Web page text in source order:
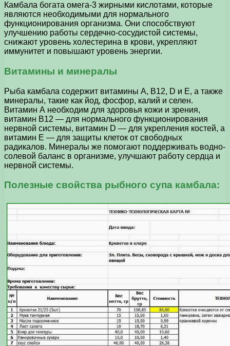
Камбала богата омега-3 жирными кислотами, которые
являются необходимыми для нормального
функционирования организма. Они способствуют
улучшению работы сердечно-сосудистой системы,
снижают уровень холестерина в крови, укрепляют
иммунитет и повышают уровень энергии.
Витамины и минералы
Рыба камбала содержит витамины А, В12, D и Е, а также
минералы, такие как йод, фосфор, калий и селен.
Витамин А необходим для здоровья кожи и зрения,
витамин В12 — для нормального функционирования
нервной системы, витамин D — для укрепления костей, а
витамин Е — для защиты клеток от свободных
радикалов. Минералы же помогают поддерживать водно-
солевой баланс в организме, улучшают работу сердца и
нервной системы.
Полезные свойства рыбного супа камбала: